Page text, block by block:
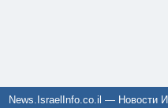
News.IsraelInfo.co.il — Новости